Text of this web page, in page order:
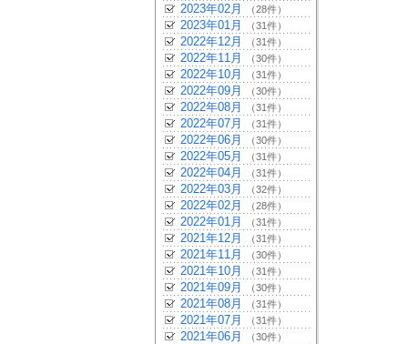
2023年02月 （28件）
2023年01月 （31件）
2022年12月 （31件）
2022年11月 （30件）
2022年10月 （31件）
2022年09月 （30件）
2022年08月 （31件）
2022年07月 （31件）
2022年06月 （30件）
2022年05月 （31件）
2022年04月 （31件）
2022年03月 （32件）
2022年02月 （28件）
2022年01月 （31件）
2021年12月 （31件）
2021年11月 （30件）
2021年10月 （31件）
2021年09月 （30件）
2021年08月 （31件）
2021年07月 （31件）
2021年06月 （30件）